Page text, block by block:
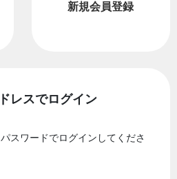
新規会員登録
レスでログイン
スワードでログインしてくださ